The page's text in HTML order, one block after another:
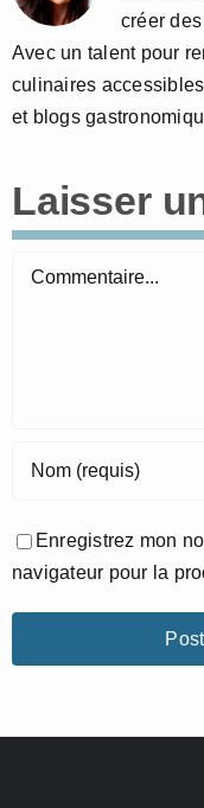
créer
Avec un talent pour
culinaires
et blogs
Laisser
Commentaire
Enregistrez mon
navigateur pour la